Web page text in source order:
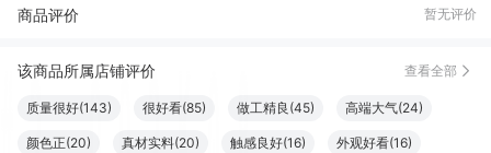
商品评价 暂无评价
该商品所属店铺评价 查看全部
质量很好(143) 很好看(85) 做工精良(45) 高端大气(24)
颜色正(20) 真材实料(20) 触感良好(16) 外观好看(16)